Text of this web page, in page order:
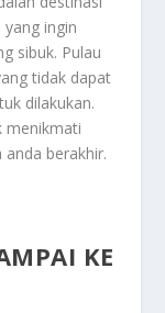
ingin
sibuk. Pulau
tidak dapat
dilakukan.
menikmati
anda berakhir.
KE